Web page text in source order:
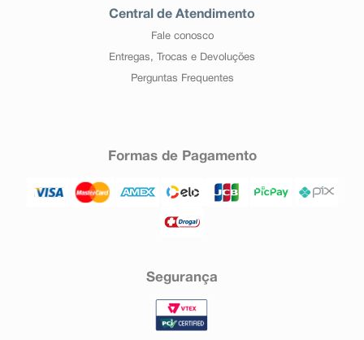
Central de Atendimento
Fale conosco
Entregas, Trocas e Devoluções
Perguntas Frequentes
Formas de Pagamento
Segurança